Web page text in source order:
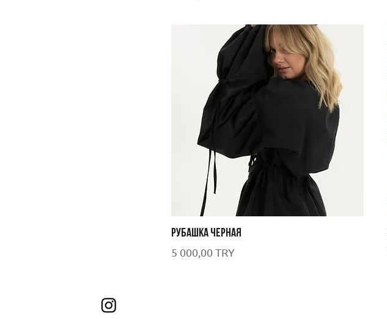
РУБАШКА ЧЕРНАЯ
Цена
5 000,00 TRY